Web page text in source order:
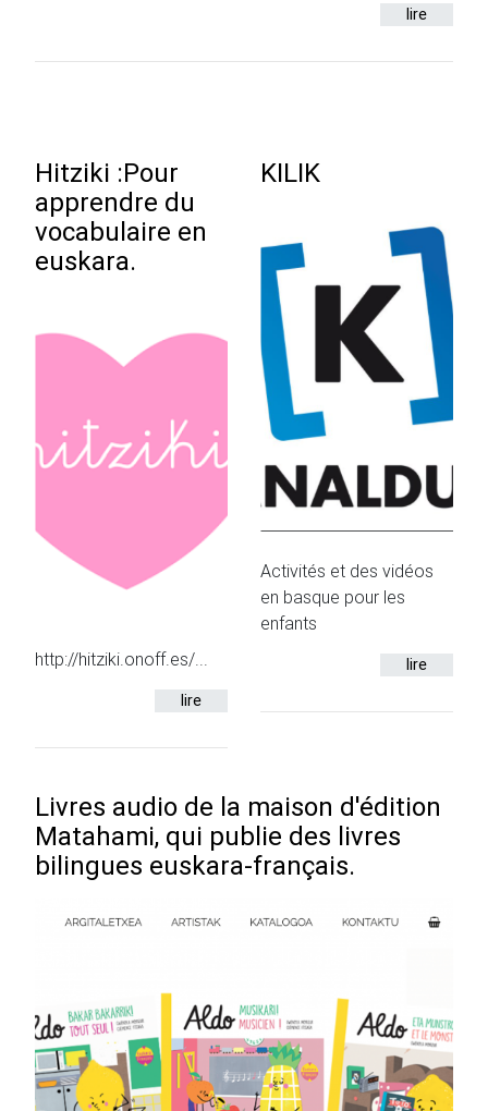
lire
Hitziki :Pour
apprendre du
vocabulaire en
euskara.
http://hitziki.onoff.es/...
lire
KILIK
Activités et des vidéos
en basque pour les
enfants
lire
Livres audio de la maison d'édition
Matahami, qui publie des livres
bilingues euskara-français.